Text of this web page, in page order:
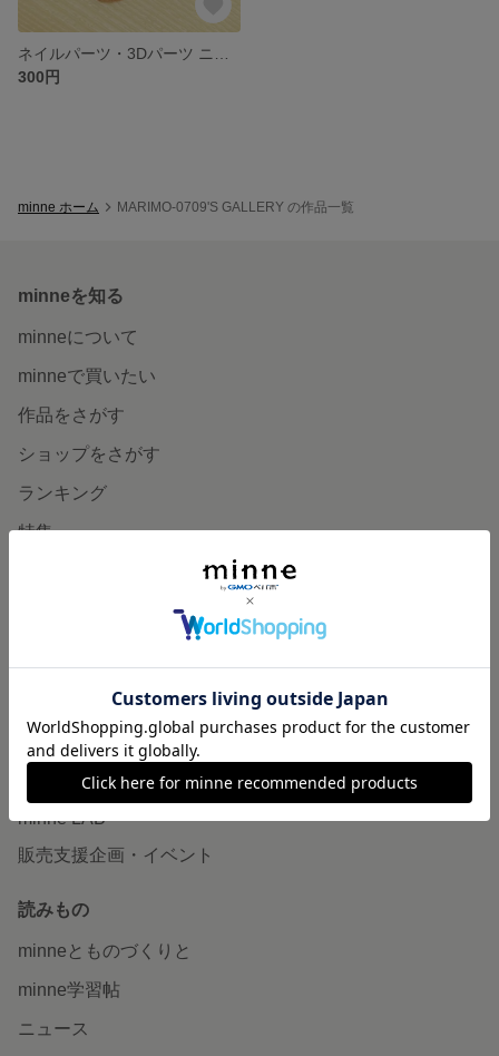
300円
minne ホーム MARIMO-0709'S GALLERY の作品一覧
minneを知る
minneについて
minneで買いたい
作品をさがす
ショップをさがす
ランキング
特集
食品販売
ヴィンテージ販売
ダウンロード販売
minne PLUS
minne LAB
販売支援企画・イベント
読みもの
minneとものづくりと
minne学習帖
ニュース